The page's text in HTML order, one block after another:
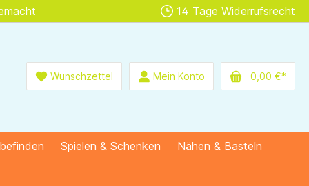
14 Tage Widerrufsrecht
Wunschzettel Mein Konto 0,00 €*
Spielen & Schenken
Nähen & Basteln